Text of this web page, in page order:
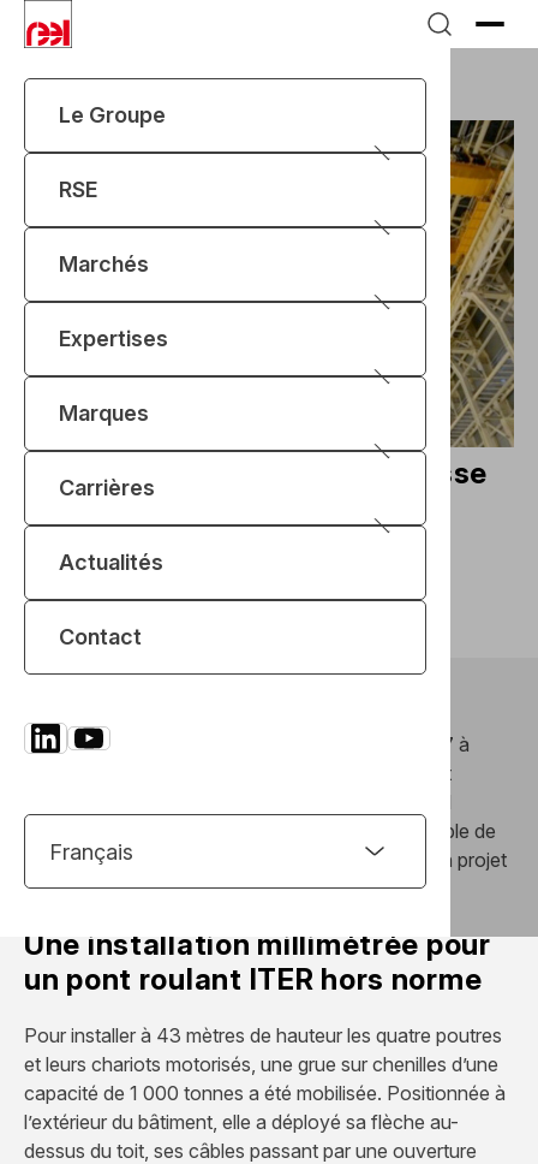
Le Groupe
RSE
Marchés
Expertises
Marques
Carrières
Actualités
Contact
Actualités Pont roulant ITER
Pont roulant ITER : une prouesse
Lire l’article
1 500 tonnes. C’est le poids de quatre Boeing 747 à
pleine charge – et c’est aussi la masse que le pont
d’assemblage du réacteur expérimental, est capable de
soulever. Une prouesse technique au service d’un projet
scientifique hors norme.
Une installation millimétrée pour
un pont roulant ITER hors norme
Pour installer à 43 mètres de hauteur les quatre poutres
et leurs chariots motorisés, une grue sur chenilles d’une
capacité de 1 000 tonnes a été mobilisée. Positionnée à
l’extérieur du bâtiment, elle a déployé sa flèche au-
dessus du toit, ses câbles passant par une ouverture